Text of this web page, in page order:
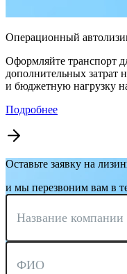
Операционный
Оформляйте транспорт
дополнительных затрат
и бюджетную нагрузку
Подробнее
Оставьте заявку на
и мы перезвоним вам в
Название компании
ФИО